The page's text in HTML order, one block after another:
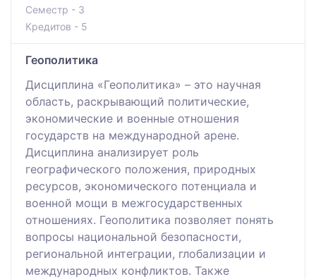
Семестр - 3
Кредитов - 5
Геополитика
Дисциплина «Геополитика» – это научная
область, раскрывающий политические,
экономические и военные отношения
государств на международной арене.
Дисциплина анализирует роль
географического положения, природных
ресурсов, экономического потенциала и
военной мощи в межгосударственных
отношениях. Геополитика позволяет понять
вопросы национальной безопасности,
региональной интеграции, глобализации и
международных конфликтов. Также